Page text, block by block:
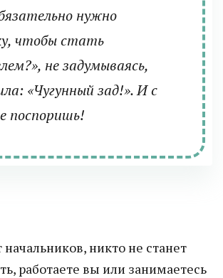
нужно
чтобы стать
не задумываясь,
«Чугунный зад!». И с
поспоришь!
начальников, никто не станет
работаете вы или занимаетесь